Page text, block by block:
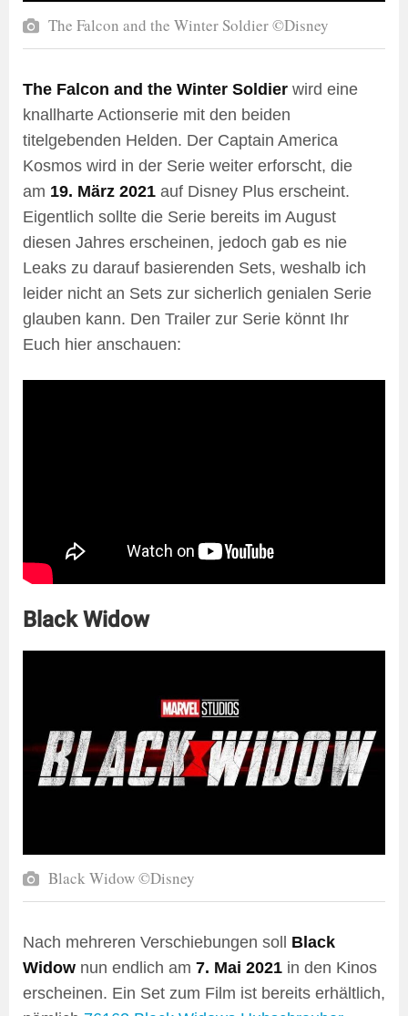
The Falcon and the Winter Soldier ©Disney
The Falcon and the Winter Soldier wird eine
knallharte Actionserie mit den beiden
titelgebenden Helden. Der Captain America
Kosmos wird in der Serie weiter erforscht, die
am 19. März 2021 auf Disney Plus erscheint.
Eigentlich sollte die Serie bereits im August
diesen Jahres erscheinen, jedoch gab es nie
Leaks zu darauf basierenden Sets, weshalb ich
leider nicht an Sets zur sicherlich genialen Serie
glauben kann. Den Trailer zur Serie könnt Ihr
Euch hier anschauen:
Black Widow
Black Widow ©Disney
Nach mehreren Verschiebungen soll Black
Widow nun endlich am 7. Mai 2021 in den Kinos
erscheinen. Ein Set zum Film ist bereits erhältlich,